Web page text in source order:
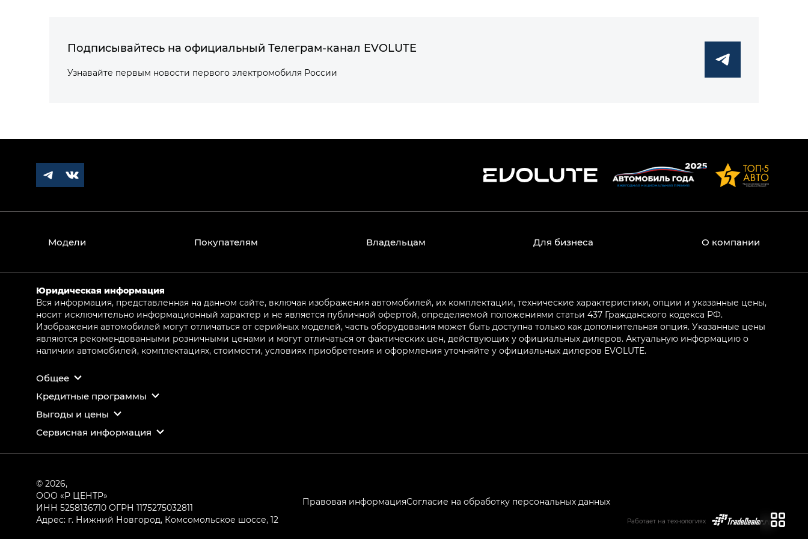
Подписывайтесь на официальный Телеграм-канал EVOLUTE
Узнавайте первым новости первого электромобиля России
Модели Покупателям Владельцам Для бизнеса О компании
Юридическая информация
Вся информация, представленная на данном сайте, включая изображения автомобилей, их комплектации, технические характеристики, опции и указанные цены,
носит исключительно информационный характер и не является публичной офертой, определяемой положениями статьи 437 Гражданского кодекса РФ.
Изображения автомобилей могут отличаться от серийных моделей, часть оборудования может быть доступна только как дополнительная опция. Указанные цены
являются рекомендованными розничными ценами и могут отличаться от фактических цен, действующих у официальных дилеров. Актуальную информацию о
наличии автомобилей, комплектациях, стоимости, условиях приобретения и оформления уточняйте у официальных дилеров EVOLUTE.
Общее
Кредитные программы
Выгоды и цены
Сервисная информация
© 2026,
ООО «Р ЦЕНТР»
ИНН 5258136710 ОГРН 1175275032811
Адрес: г. Нижний Новгород, Комсомольское шоссе, 12
Правовая информацияСогласие на обработку персональных данных
Работает на технологиях